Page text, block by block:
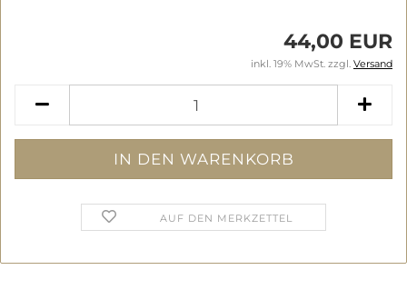
44,00 EUR
inkl. 19% MwSt. zzgl. Versand
AUF DEN MERKZETTEL